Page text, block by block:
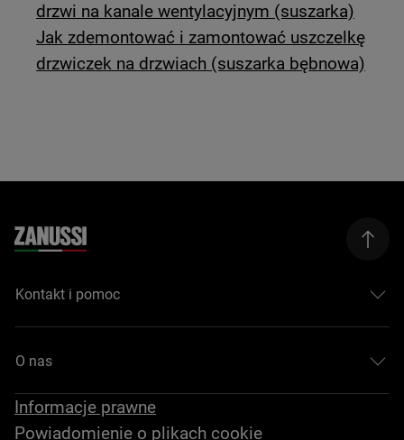
drzwi na kanale wentylacyjnym (suszarka)
Jak zdemontować i zamontować uszczelkę
drzwiczek na drzwiach (suszarka bębnowa)
Kontakt i pomoc
O nas
Informacje prawne
Powiadomienie o plikach cookie